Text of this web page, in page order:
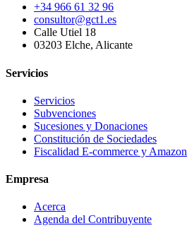
+34 966 61 32 96
consultor@gct1.es
Calle Utiel 18
03203 Elche, Alicante
Servicios
Servicios
Subvenciones
Sucesiones y Donaciones
Constitución de Sociedades
Fiscalidad E-commerce y Amazon
Empresa
Acerca
Agenda del Contribuyente